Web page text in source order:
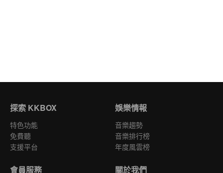
探索 KKBOX
特色功能
免費聽
支援平台
娛樂情報
音樂趨勢
音樂排行榜
年度風雲榜
會員服務 關於我們